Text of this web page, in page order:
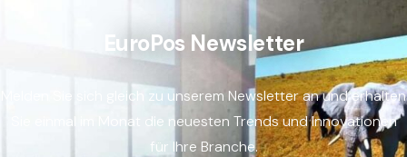
EuroPos Newsletter
Melden Sie sich gleich zu unserem Newsletter an und erhalten
Sie einmal im Monat die neuesten Trends und Innovationen
für Ihre Branche.